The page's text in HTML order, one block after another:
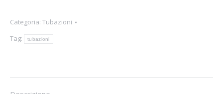
Categoria: Tubazioni
Tag:
tubazioni